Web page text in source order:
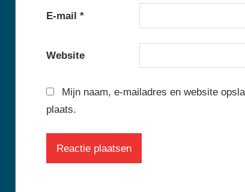
E-mail *
Website
Mijn naam, e-mailadres en website
plaats.